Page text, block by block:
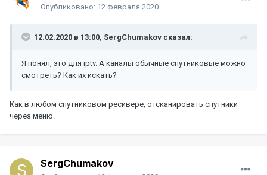
Опубликовано: 12 февраля 2020
12.02.2020 в 13:00, SergChumakov сказал:
Я понял, это для iptv. А каналы обычные спутниковые можно
смотреть? Как их искать?
Как в любом спутниковом ресивере, отсканировать спутники
через меню.
SergChumakov